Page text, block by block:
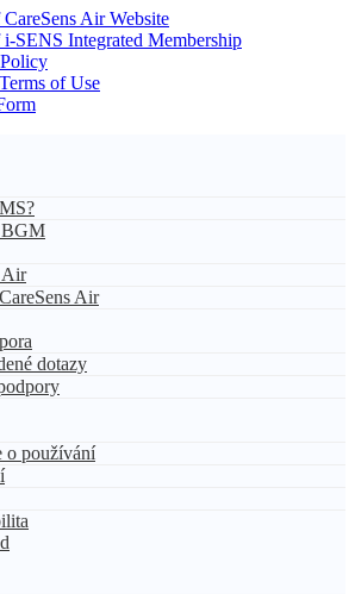
Air Website
SENS Integrated Membership
of Use
Air
Air
dotazy
o používání